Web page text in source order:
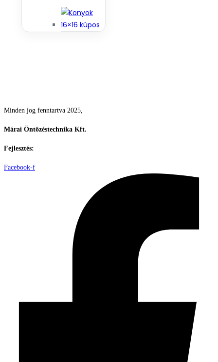
Minden jog fenntartva 2025,
Márai Öntözéstechnika Kft.
Fejlesztés:
Facebook-f